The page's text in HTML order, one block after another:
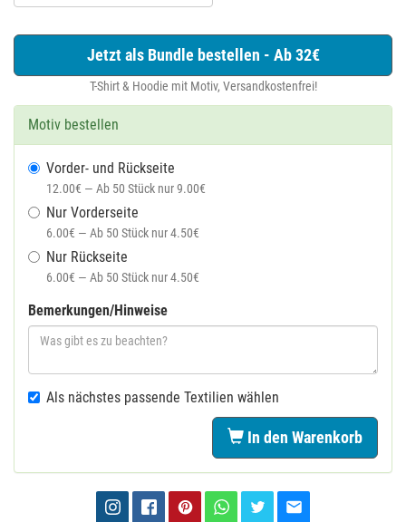
Jetzt als Bundle bestellen - Ab 32€
T-Shirt & Hoodie mit Motiv, Versandkostenfrei!
Motiv bestellen
Vorder- und Rückseite
12.00€ — Ab 50 Stück nur 9.00€
Nur Vorderseite
6.00€ — Ab 50 Stück nur 4.50€
Nur Rückseite
6.00€ — Ab 50 Stück nur 4.50€
Bemerkungen/Hinweise
Als nächstes passende Textilien wählen
In den Warenkorb